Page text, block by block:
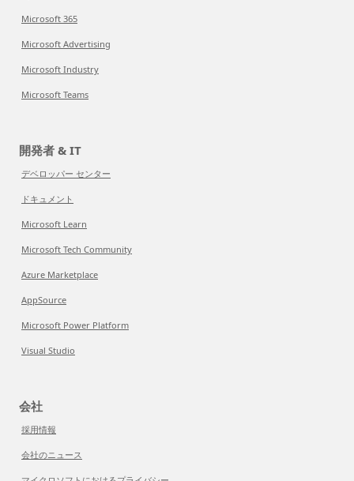
Microsoft 365
Microsoft Advertising
Microsoft Industry
Microsoft Teams
開発者 & IT
デベロッパー センター
ドキュメント
Microsoft Learn
Microsoft Tech Community
Azure Marketplace
AppSource
Microsoft Power Platform
Visual Studio
会社
採用情報
会社のニュース